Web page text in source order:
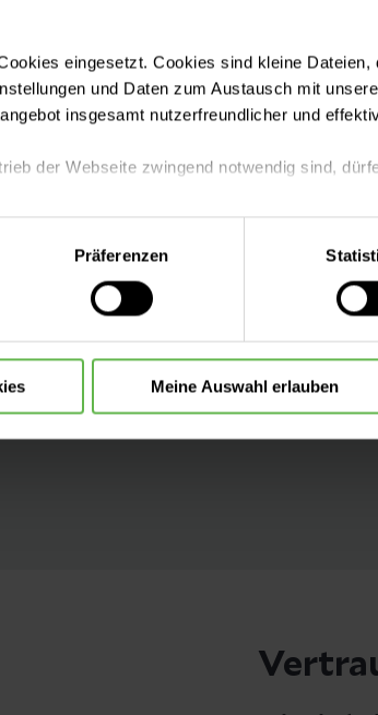
eingesetzt. Cookies sind kleine
und Daten zum Austausch mit
insgesamt nutzerfreundlicher und
der Webseite zwingend notwendig sind,
mit nur den notwendigen Cookies zu
treffen oder durch Auswahl von „Alle Cookies
können Sie jederzeit ändern oder
Präferenzen
Meine Auswahl erlauben
gemacht
deutscher
wir in
Sicherheit